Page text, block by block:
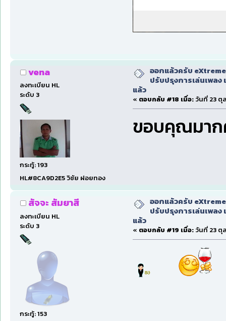
vena
ลงทะเบียน HL
ระดับ 3
กระทู้: 193
HL#8CA9D2E5 วิชัย ฝอยทอง
ออกแล้วครับ
ปรับปรุงการเล่นเพลง
แล้ว
« ตอบกลับ #18 เมื่อ: วันที่ 23 ตุ
ขอบคุณมา
สัจจะ สัมยาสี
ลงทะเบียน HL
ระดับ 3
กระทู้: 153
ออกแล้วครับ
ปรับปรุงการเล่นเพลง
แล้ว
« ตอบกลับ #19 เมื่อ: วันที่ 23 ตุ